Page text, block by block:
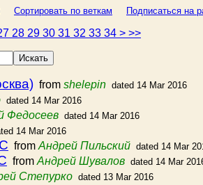
Сортировать по веткам Подписаться на
28 29 30 31 32 33 34 > >>
from shelepin dated 14 Mar 2016
dated 14 Mar 2016
Федосеев dated 14 Mar 2016
14 Mar 2016
from Андрей Пильский dated 14 Mar
from Андрей Шувалов dated 14 Mar
Степурко dated 13 Mar 2016